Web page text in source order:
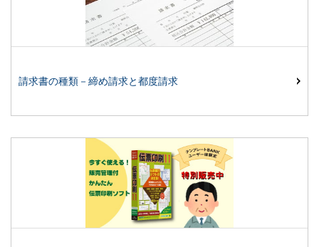
請求書の種類－締め請求と都度請求